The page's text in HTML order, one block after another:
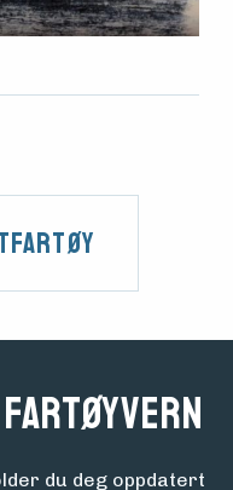
fartøyvern
du deg oppdatert